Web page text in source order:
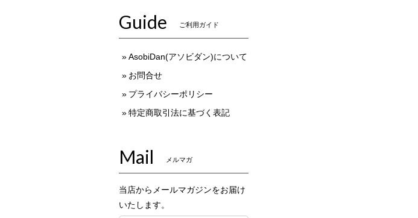
Guide ご利用ガイド
AsobiDan(アソビダン)について
お問合せ
プライバシーポリシー
特定商取引法に基づく表記
Mail メルマガ
当店からメールマガジンをお届け
いたします。